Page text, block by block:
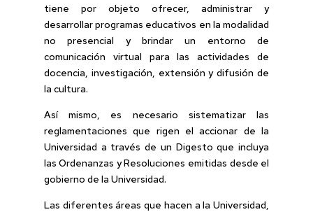
tiene por objeto ofrecer, administrar y
desarrollar programas educativos en la modalidad
no presencial y brindar un entorno de
comunicación virtual para las actividades de
docencia, investigación, extensión y difusión de
la cultura.
Así mismo, es necesario sistematizar las
reglamentaciones que rigen el accionar de la
Universidad a través de un Digesto que incluya
las Ordenanzas y Resoluciones emitidas desde el
gobierno de la Universidad.
Las diferentes áreas que hacen a la Universidad,